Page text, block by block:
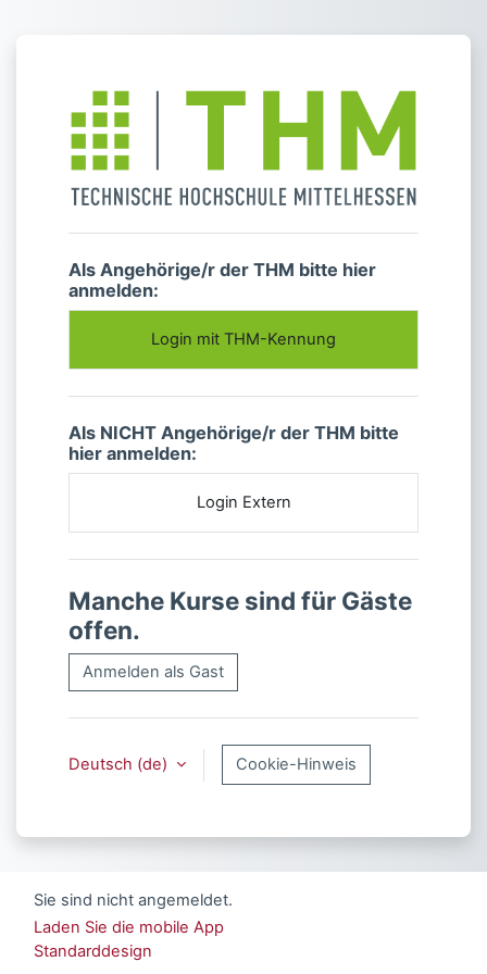
Anmelden bei
Als Angehörige/r der THM bitte hier
anmelden:
Login mit THM-Kennung
Als NICHT Angehörige/r der THM bitte
hier anmelden:
Login Extern
Manche Kurse sind für Gäste
offen.
Anmelden als Gast
Deutsch ‎(de)‎ Cookie-Hinweis
Sie sind nicht angemeldet.
Laden Sie die mobile App
Standarddesign